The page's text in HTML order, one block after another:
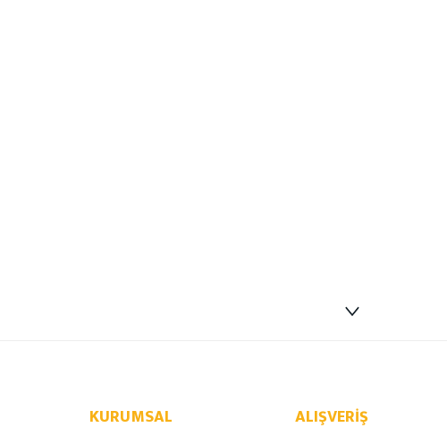
KURUMSAL ALIŞVERIŞ